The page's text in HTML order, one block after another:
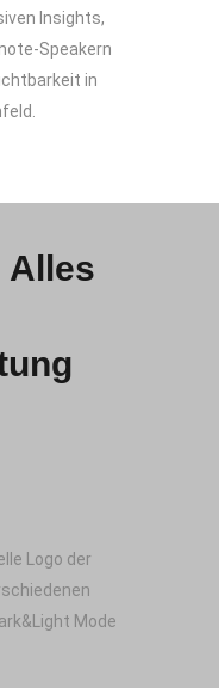
Insights,
Speakern
in
Alles
Logo der
Mode